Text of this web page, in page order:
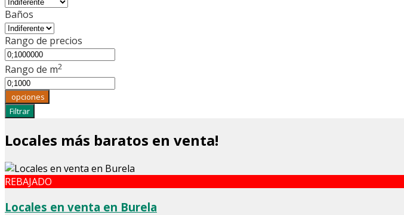
Baños
Rango de precios
Rango de m2
opciones
Filtrar
Locales más baratos en venta!
REBAJADO
Locales en venta en Burela